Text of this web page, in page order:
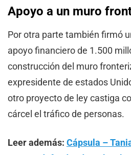
Apoyo a un muro
Por otra parte también firmó
apoyo financiero de 1.500
construcción del muro
expresidente de estados
otro proyecto de ley castiga
cárcel el tráfico de personas.
Leer además: Cápsula –